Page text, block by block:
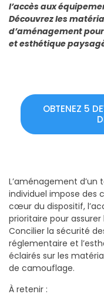
l’accès aux
Découvrez les
d’aménagement
et esthétique
OBTENEZ 5
L’aménagement
individuel impose des
cœur du dispositif,
prioritaire pour
Concilier la sécurité
réglementaire et
éclairés sur les
de camouflage.
À retenir :